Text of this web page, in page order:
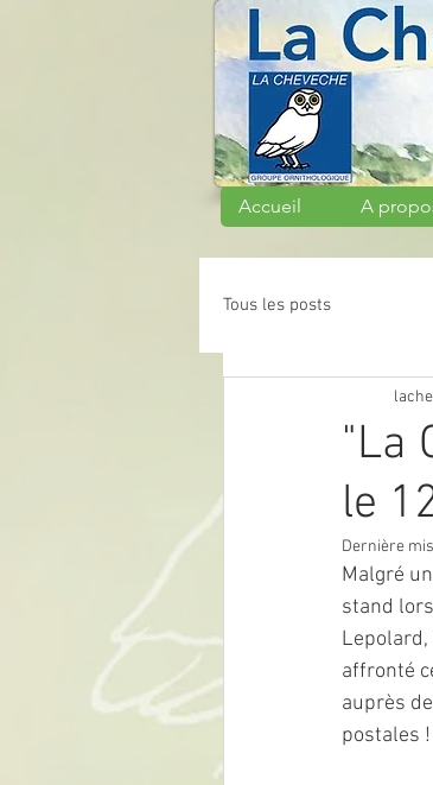
Accueil A
Tous les posts
"La
le
Dernière
Malgré
stand
Lepolard,
affronté
auprès
postales !